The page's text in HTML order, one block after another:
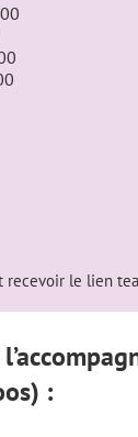
recevoir le lien
: